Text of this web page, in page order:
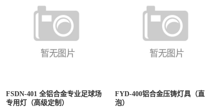
FSDN-401 全铝合金专业足球场
专用灯（高级定制）
FYD-400铝合金压铸灯具（直
泡）